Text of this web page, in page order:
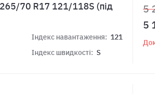
70 R17 121/118S (під
Індекс навантаження: 121
Індекс швидкості: S
5
5